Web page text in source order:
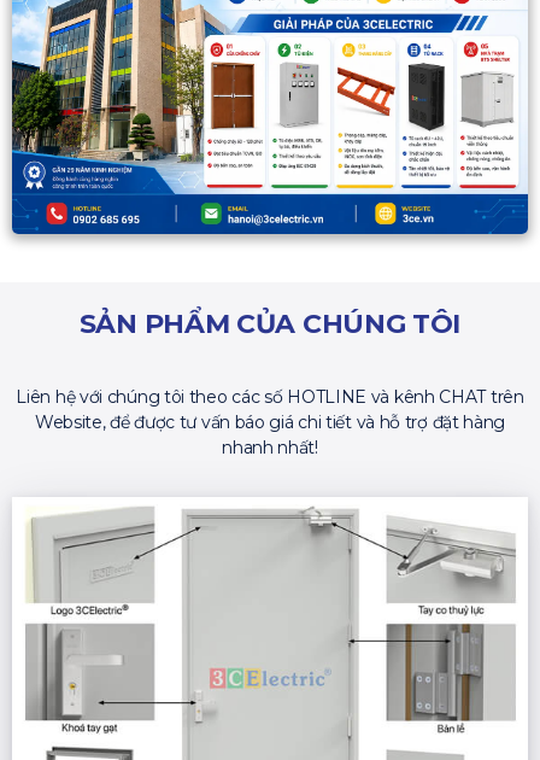
SẢN PHẨM CỦA CHÚNG TÔI
Liên hệ với chúng tôi theo các số HOTLINE và kênh CHAT trên
Website, để được tư vấn báo giá chi tiết và hỗ trợ đặt hàng
nhanh nhất!